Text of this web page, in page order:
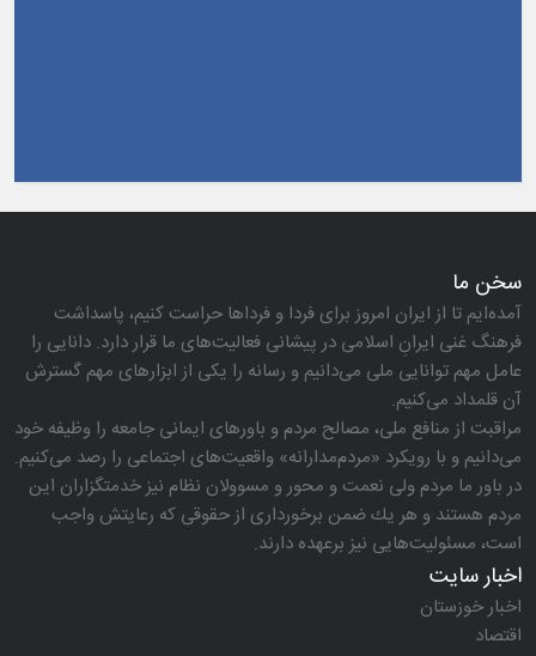
سخن ما
آمده‌ایم تا از ایران امروز برای فردا و فرداها حراست كنیم، پاسداشت
فرهنگ غنی ایرانِ اسلامی در پیشانی فعالیت‌های ما قرار دارد. دانایی را
عامل مهم توانایی ملی می‌دانیم و رسانه را یكی از ابزارهای مهم گسترش
آن قلمداد می‌كنیم.
مراقبت از منافع ملی، مصالح مردم و باورهای ایمانی جامعه را وظیفه خود
می‌دانیم و با رویكرد «مردم‌مدارانه‌» واقعیت‌های اجتماعی را رصد می‌كنیم.
در باور ما مردم ولی نعمت و محور و مسوولان نظام نیز خدمتگزاران این
مردم هستند و هر یك ضمن برخورداری از حقوقی كه رعایتش واجب
است، مسئولیت‌هایی نیز برعهده دارند.
اخبار سایت
اخبار خوزستان
اقتصاد